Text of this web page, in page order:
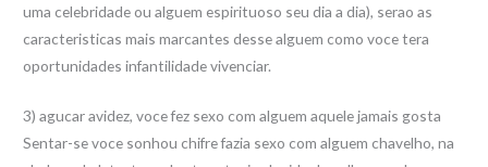
uma celebridade ou alguem espirituoso seu dia a dia), serao as
caracteristicas mais marcantes desse alguem como voce tera
oportunidades infantilidade vivenciar.
3) agucar avidez, voce fez sexo com alguem aquele jamais gosta
Sentar-se voce sonhou chifre fazia sexo com alguem chavelho, na